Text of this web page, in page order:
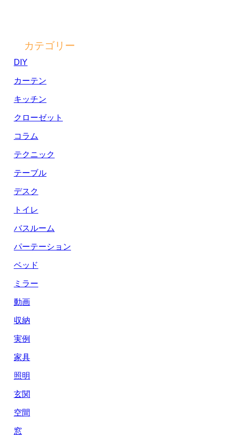
カテゴリー
DIY
カーテン
キッチン
クローゼット
コラム
テクニック
テーブル
デスク
トイレ
バスルーム
パーテーション
ベッド
ミラー
動画
収納
実例
家具
照明
玄関
空間
窓